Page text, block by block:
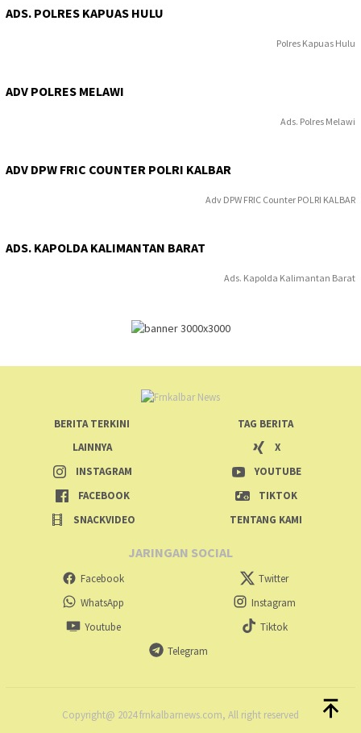
ADS. POLRES KAPUAS HULU
Polres Kapuas Hulu
ADV POLRES MELAWI
Ads. Polres Melawi
ADV DPW FRIC COUNTER POLRI KALBAR
Adv DPW FRIC Counter POLRI KALBAR
ADS. KAPOLDA KALIMANTAN BARAT
Ads. Kapolda Kalimantan Barat
BERITA TERKINI
TAG BERITA
LAINNYA
X
INSTAGRAM
YOUTUBE
FACEBOOK
TIKTOK
SNACKVIDEO
TENTANG KAMI
JARINGAN SOCIAL
Facebook
Twitter
WhatsApp
Instagram
Youtube
Tiktok
Telegram
Copyright@ 2024 frnkalbarnews.com, All right reserved